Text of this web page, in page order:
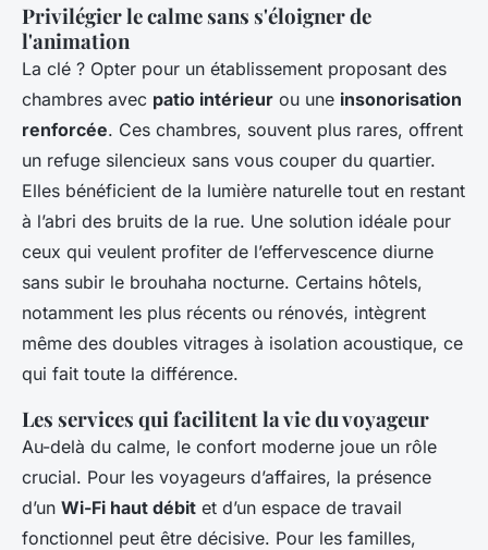
Privilégier le calme sans s'éloigner de
l'animation
La clé ? Opter pour un établissement proposant des
chambres avec patio intérieur ou une insonorisation
renforcée. Ces chambres, souvent plus rares, offrent
un refuge silencieux sans vous couper du quartier.
Elles bénéficient de la lumière naturelle tout en restant
à l’abri des bruits de la rue. Une solution idéale pour
ceux qui veulent profiter de l’effervescence diurne
sans subir le brouhaha nocturne. Certains hôtels,
notamment les plus récents ou rénovés, intègrent
même des doubles vitrages à isolation acoustique, ce
qui fait toute la différence.
Les services qui facilitent la vie du voyageur
Au-delà du calme, le confort moderne joue un rôle
crucial. Pour les voyageurs d’affaires, la présence
d’un Wi-Fi haut débit et d’un espace de travail
fonctionnel peut être décisive. Pour les familles,